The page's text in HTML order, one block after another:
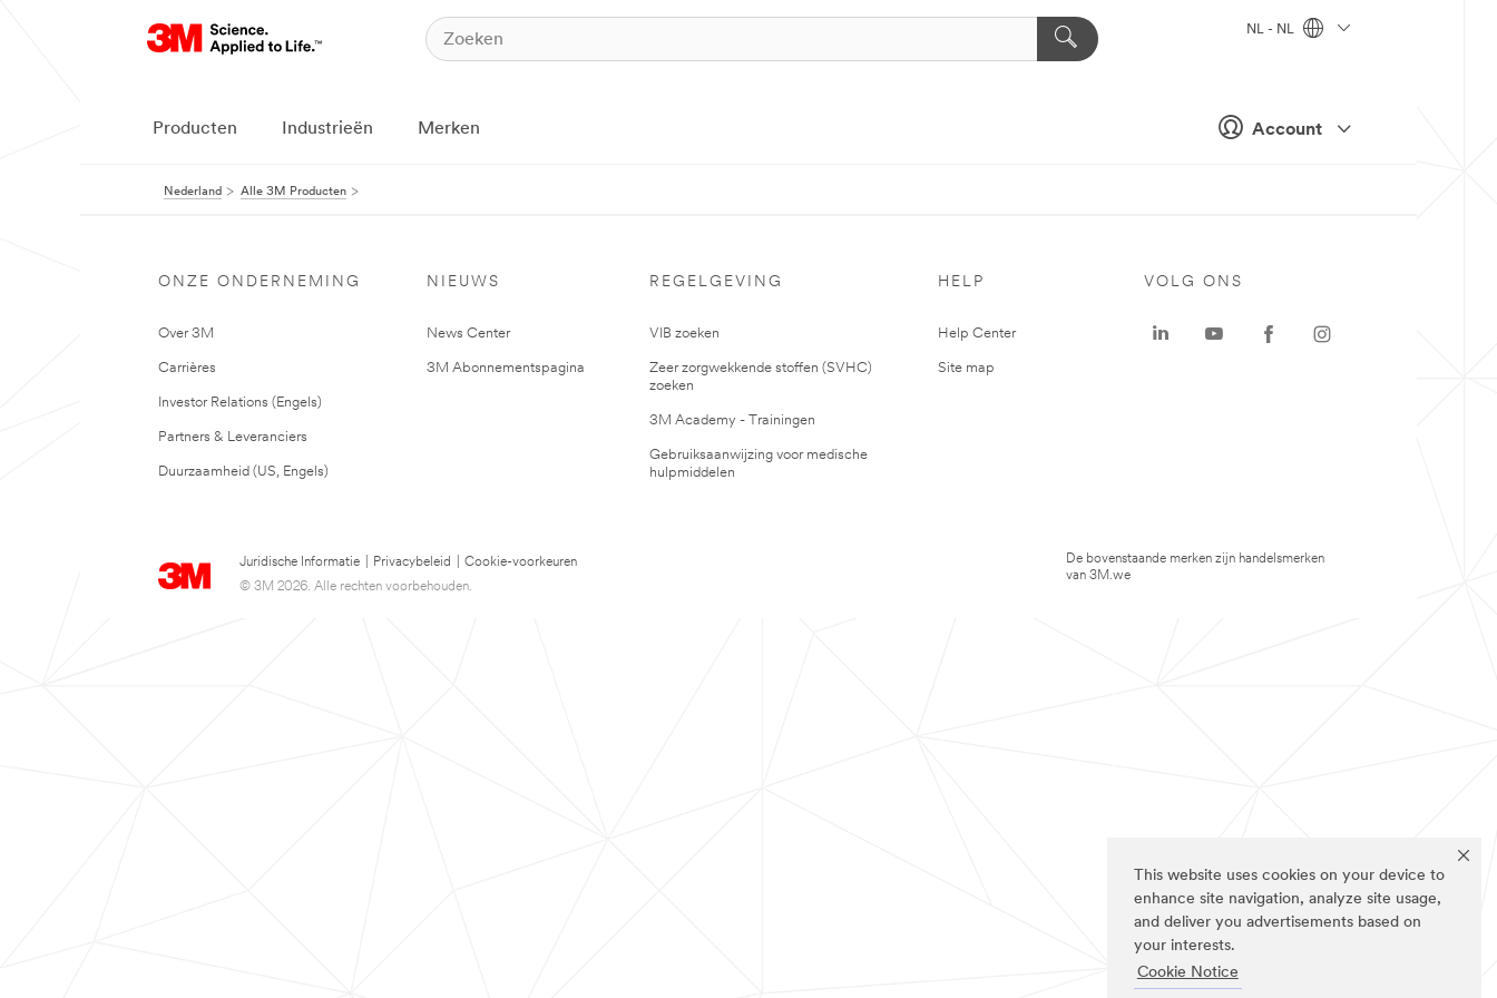
This website uses cookies on your device to
enhance site navigation, analyze site usage,
and deliver you advertisements based on
your interests.
Cookie Notice
Account
NL - NL
Producten Industrieën Merken
Nederland Alle 3M Producten
ONZE ONDERNEMING
Over 3M
Carrières
Investor Relations (Engels)
Partners & Leveranciers
Duurzaamheid (US, Engels)
NIEUWS
News Center
3M Abonnementspagina
REGELGEVING
VIB zoeken
Zeer zorgwekkende stoffen (SVHC)
zoeken
3M Academy - Trainingen
Gebruiksaanwijzing voor medische
hulpmiddelen
HELP
Help Center
Site map
Juridische Informatie Privacybeleid
Cookie-voorkeuren
© 3M 2026. Alle rechten voorbehouden.
VOLG ONS
De bovenstaande merken zijn handelsmerken
van 3M.we